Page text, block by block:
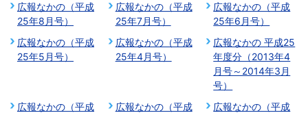
広報なかの（平成
25年8月号）
広報なかの（平成
25年7月号）
広報なかの（平成
25年6月号）
広報なかの（平成
25年5月号）
広報なかの（平成
25年4月号）
広報なかの 平成25
年度分（2013年4
月号～2014年3月
号）
広報なかの（平成
広報なかの（平成
広報なかの（平成